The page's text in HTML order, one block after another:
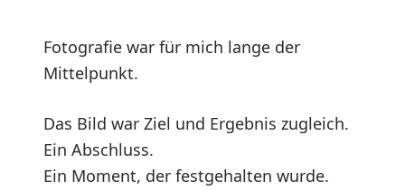
Fotografie war für mich lange der
Mittelpunkt.
Das Bild war Ziel und Ergebnis zugleich.
Ein Abschluss.
Ein Moment, der festgehalten wurde.